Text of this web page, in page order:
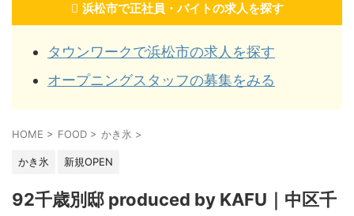
浜松市で正社員・バイトの求人を探す
タウンワークで浜松市の求人を探す
オープニングスタッフの募集をみる
HOME > FOOD > かき氷 >
かき氷 新規OPEN
92千歳別邸 produced by KAFU｜中区千